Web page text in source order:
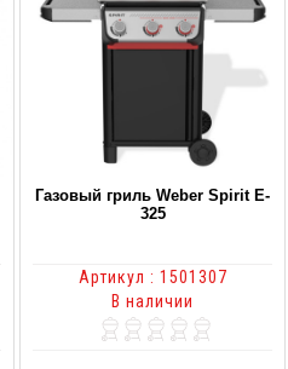
Газовый гриль Weber Spirit E-
325
Артикул : 1501307
В наличии